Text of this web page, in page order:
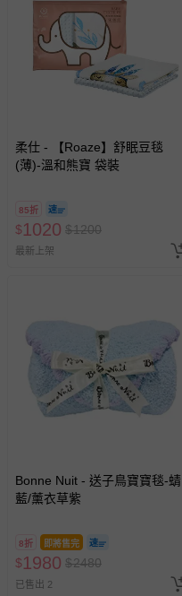
柔仕 - 【Roaze】舒眠豆毯
(薄)-溫和熊寶 袋裝
85折
$1020 $1200
最新上架
Bonne Nuit - 送子鳥寶寶毯-蜻
藍/薰衣草紫
8折 即將售完
$1980 $2480
已售出 2